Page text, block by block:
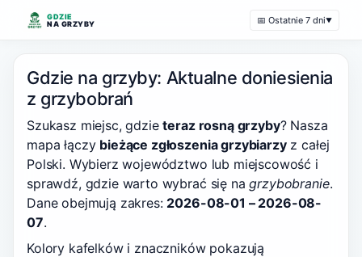
GDZIE
NA GRZYBY
📅 Ostatnie 7 dni▼
Gdzie na grzyby: Aktualne doniesienia
z grzybobrań
Szukasz miejsc, gdzieteraz rosną grzyby? Nasza
mapa łączy bieżące zgłoszenia grzybiarzyz całej
Polski. Wybierz województwo lub miejscowość i
sprawdź, gdzie warto wybrać się nagrzybobranie.
Dane obejmują zakres: 2026-08-01 – 2026-08-
07.
Kolory kafelków i znaczników pokazują